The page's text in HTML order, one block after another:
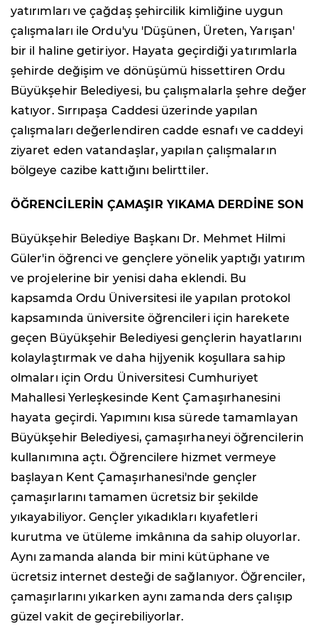
yatırımları ve çağdaş şehircilik kimliğine uygun
çalışmaları ile Ordu'yu 'Düşünen, Üreten, Yarışan'
bir il haline getiriyor. Hayata geçirdiği yatırımlarla
şehirde değişim ve dönüşümü hissettiren Ordu
Büyükşehir Belediyesi, bu çalışmalarla şehre değer
katıyor. Sırrıpaşa Caddesi üzerinde yapılan
çalışmaları değerlendiren cadde esnafı ve caddeyi
ziyaret eden vatandaşlar, yapılan çalışmaların
bölgeye cazibe kattığını belirttiler.
ÖĞRENCİLERİN ÇAMAŞIR YIKAMA DERDİNE SON
Büyükşehir Belediye Başkanı Dr. Mehmet Hilmi
Güler'in öğrenci ve gençlere yönelik yaptığı yatırım
ve projelerine bir yenisi daha eklendi. Bu
kapsamda Ordu Üniversitesi ile yapılan protokol
kapsamında üniversite öğrencileri için harekete
geçen Büyükşehir Belediyesi gençlerin hayatlarını
kolaylaştırmak ve daha hijyenik koşullara sahip
olmaları için Ordu Üniversitesi Cumhuriyet
Mahallesi Yerleşkesinde Kent Çamaşırhanesini
hayata geçirdi. Yapımını kısa sürede tamamlayan
Büyükşehir Belediyesi, çamaşırhaneyi öğrencilerin
kullanımına açtı. Öğrencilere hizmet vermeye
başlayan Kent Çamaşırhanesi'nde gençler
çamaşırlarını tamamen ücretsiz bir şekilde
yıkayabiliyor. Gençler yıkadıkları kıyafetleri
kurutma ve ütüleme imkânına da sahip oluyorlar.
Aynı zamanda alanda bir mini kütüphane ve
ücretsiz internet desteği de sağlanıyor. Öğrenciler,
çamaşırlarını yıkarken aynı zamanda ders çalışıp
güzel vakit de geçirebiliyorlar.